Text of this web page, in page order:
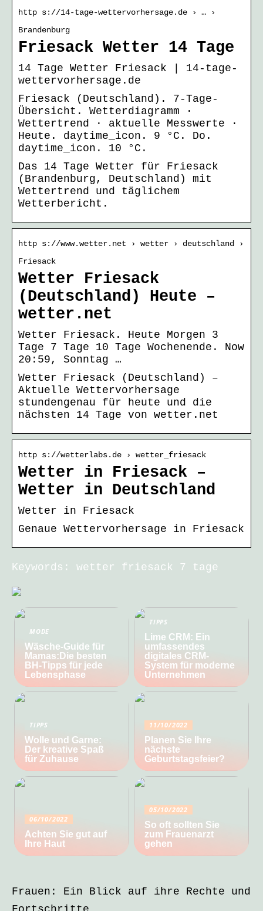
http s://14-tage-wettervorhersage.de › … ›
Brandenburg
Friesack Wetter 14 Tage
14 Tage Wetter Friesack | 14-tage-
wettervorhersage.de
Friesack (Deutschland). 7-Tage-
Übersicht. Wetterdiagramm ·
Wettertrend · aktuelle Messwerte ·
Heute. daytime_icon. 9 °C. Do.
daytime_icon. 10 °C.
Das 14 Tage Wetter für Friesack
(Brandenburg, Deutschland) mit
Wettertrend und täglichem
Wetterbericht.
http s://www.wetter.net › wetter › deutschland ›
Friesack
Wetter Friesack
(Deutschland) Heute –
wetter.net
Wetter Friesack. Heute Morgen 3
Tage 7 Tage 10 Tage Wochenende. Now
20:59, Sonntag …
Wetter Friesack (Deutschland) –
Aktuelle Wettervorhersage
stundengenau für heute und die
nächsten 14 Tage von wetter.net
http s://wetterlabs.de › wetter_friesack
Wetter in Friesack –
Wetter in Deutschland
Wetter in Friesack
Genaue Wettervorhersage in Friesack
Keywords: wetter friesack 7 tage
MODE
Wäsche-Guide für
Mamas:Die besten
BH-Tipps für jede
Lebensphase
TIPPS
Lime CRM: Ein
umfassendes
digitales CRM-
System für moderne
Unternehmen
TIPPS
Wolle und Garne:
Der kreative Spaß
für Zuhause
11/10/2022
Planen Sie Ihre
nächste
Geburtstagsfeier?
06/10/2022
Achten Sie gut auf
Ihre Haut
05/10/2022
So oft sollten Sie
zum Frauenarzt
gehen
Frauen: Ein Blick auf ihre Rechte und